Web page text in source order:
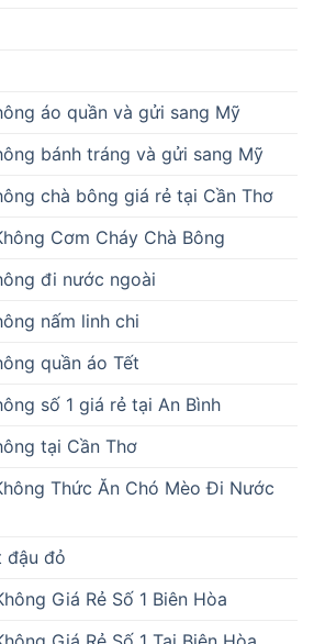
áo quần và gửi sang Mỹ
bánh tráng và gửi sang Mỹ
chà bông giá rẻ tại Cần Thơ
Cơm Cháy Chà Bông
đi nước ngoài
nấm linh chi
quần áo Tết
số 1 giá rẻ tại An Bình
tại Cần Thơ
Thức Ăn Chó Mèo Đi Nước
đậu đỏ
Giá Rẻ Số 1 Biên Hòa